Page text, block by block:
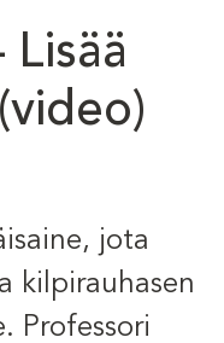
Lisää
jota
kilpirauhasen
Professori